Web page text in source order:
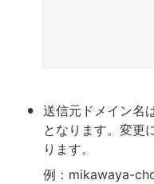
• 送信元ドメイン名
となります。変更
ります。
例：mikawaya-